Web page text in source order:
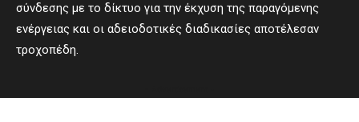
σύνδεσης με το δίκτυο για την έκχυση της παραγόμενης
ενέργειας και οι αδειοδοτικές διαδικασίες αποτέλεσαν
τροχοπέδη.